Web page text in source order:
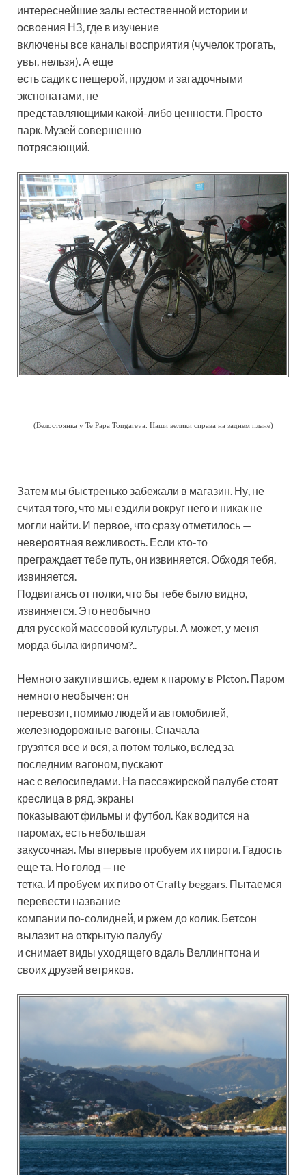
интереснейшие залы естественной истории и
освоения НЗ, где в изучение
включены все каналы восприятия (чучелок трогать,
увы, нельзя). А еще
есть садик с пещерой, прудом и загадочными
экспонатами, не
представляющими какой-либо ценности. Просто
парк. Музей совершенно
потрясающий.
(Велостоянка у Te Papa Tongareva. Наши велики справа на заднем плане)
Затем мы быстренько забежали в магазин. Ну, не
считая того, что мы ездили вокруг него и никак не
могли найти. И первое, что сразу отметилось —
невероятная вежливость. Если кто-то
преграждает тебе путь, он извиняется. Обходя тебя,
извиняется.
Подвигаясь от полки, что бы тебе было видно,
извиняется. Это необычно
для русской массовой культуры. А может, у меня
морда была кирпичом?..
Немного закупившись, едем к парому в Picton. Паром
немного необычен: он
перевозит, помимо людей и автомобилей,
железнодорожные вагоны. Сначала
грузятся все и вся, а потом только, вслед за
последним вагоном, пускают
нас с велосипедами. На пассажирской палубе стоят
креслица в ряд, экраны
показывают фильмы и футбол. Как водится на
паромах, есть небольшая
закусочная. Мы впервые пробуем их пироги. Гадость
еще та. Но голод — не
тетка. И пробуем их пиво от Crafty beggars. Пытаемся
перевести название
компании по-солидней, и ржем до колик. Бетсон
вылазит на открытую палубу
и снимает виды уходящего вдаль Веллингтона и
своих друзей ветряков.